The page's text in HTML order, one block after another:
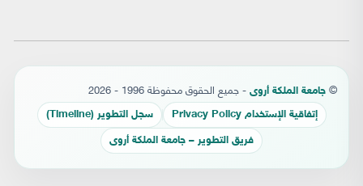
© جامعة الملكة أروى - جميع الحقوق محفوظة 1996 - 2026
إتفاقية الإستخدام Privacy Policy سجل التطوير (Timeline)
فريق التطوير – جامعة الملكة أروى